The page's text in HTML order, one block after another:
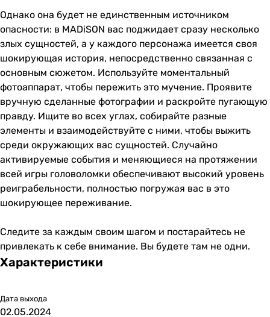
Однако она будет не единственным источником
опасности: в MADiSON вас поджидает сразу несколько
злых сущностей, а у каждого персонажа имеется своя
шокирующая история, непосредственно связанная с
основным сюжетом. Используйте моментальный
фотоаппарат, чтобы пережить это мучение. Проявите
вручную сделанные фотографии и раскройте пугающую
правду. Ищите во всех углах, собирайте разные
элементы и взаимодействуйте с ними, чтобы выжить
среди окружающих вас сущностей. Случайно
активируемые события и меняющиеся на протяжении
всей игры головоломки обеспечивают высокий уровень
реиграбельности, полностью погружая вас в это
шокирующее переживание.
Следите за каждым своим шагом и постарайтесь не
привлекать к себе внимание. Вы будете там не одни.
Характеристики
Дата выхода
02.05.2024